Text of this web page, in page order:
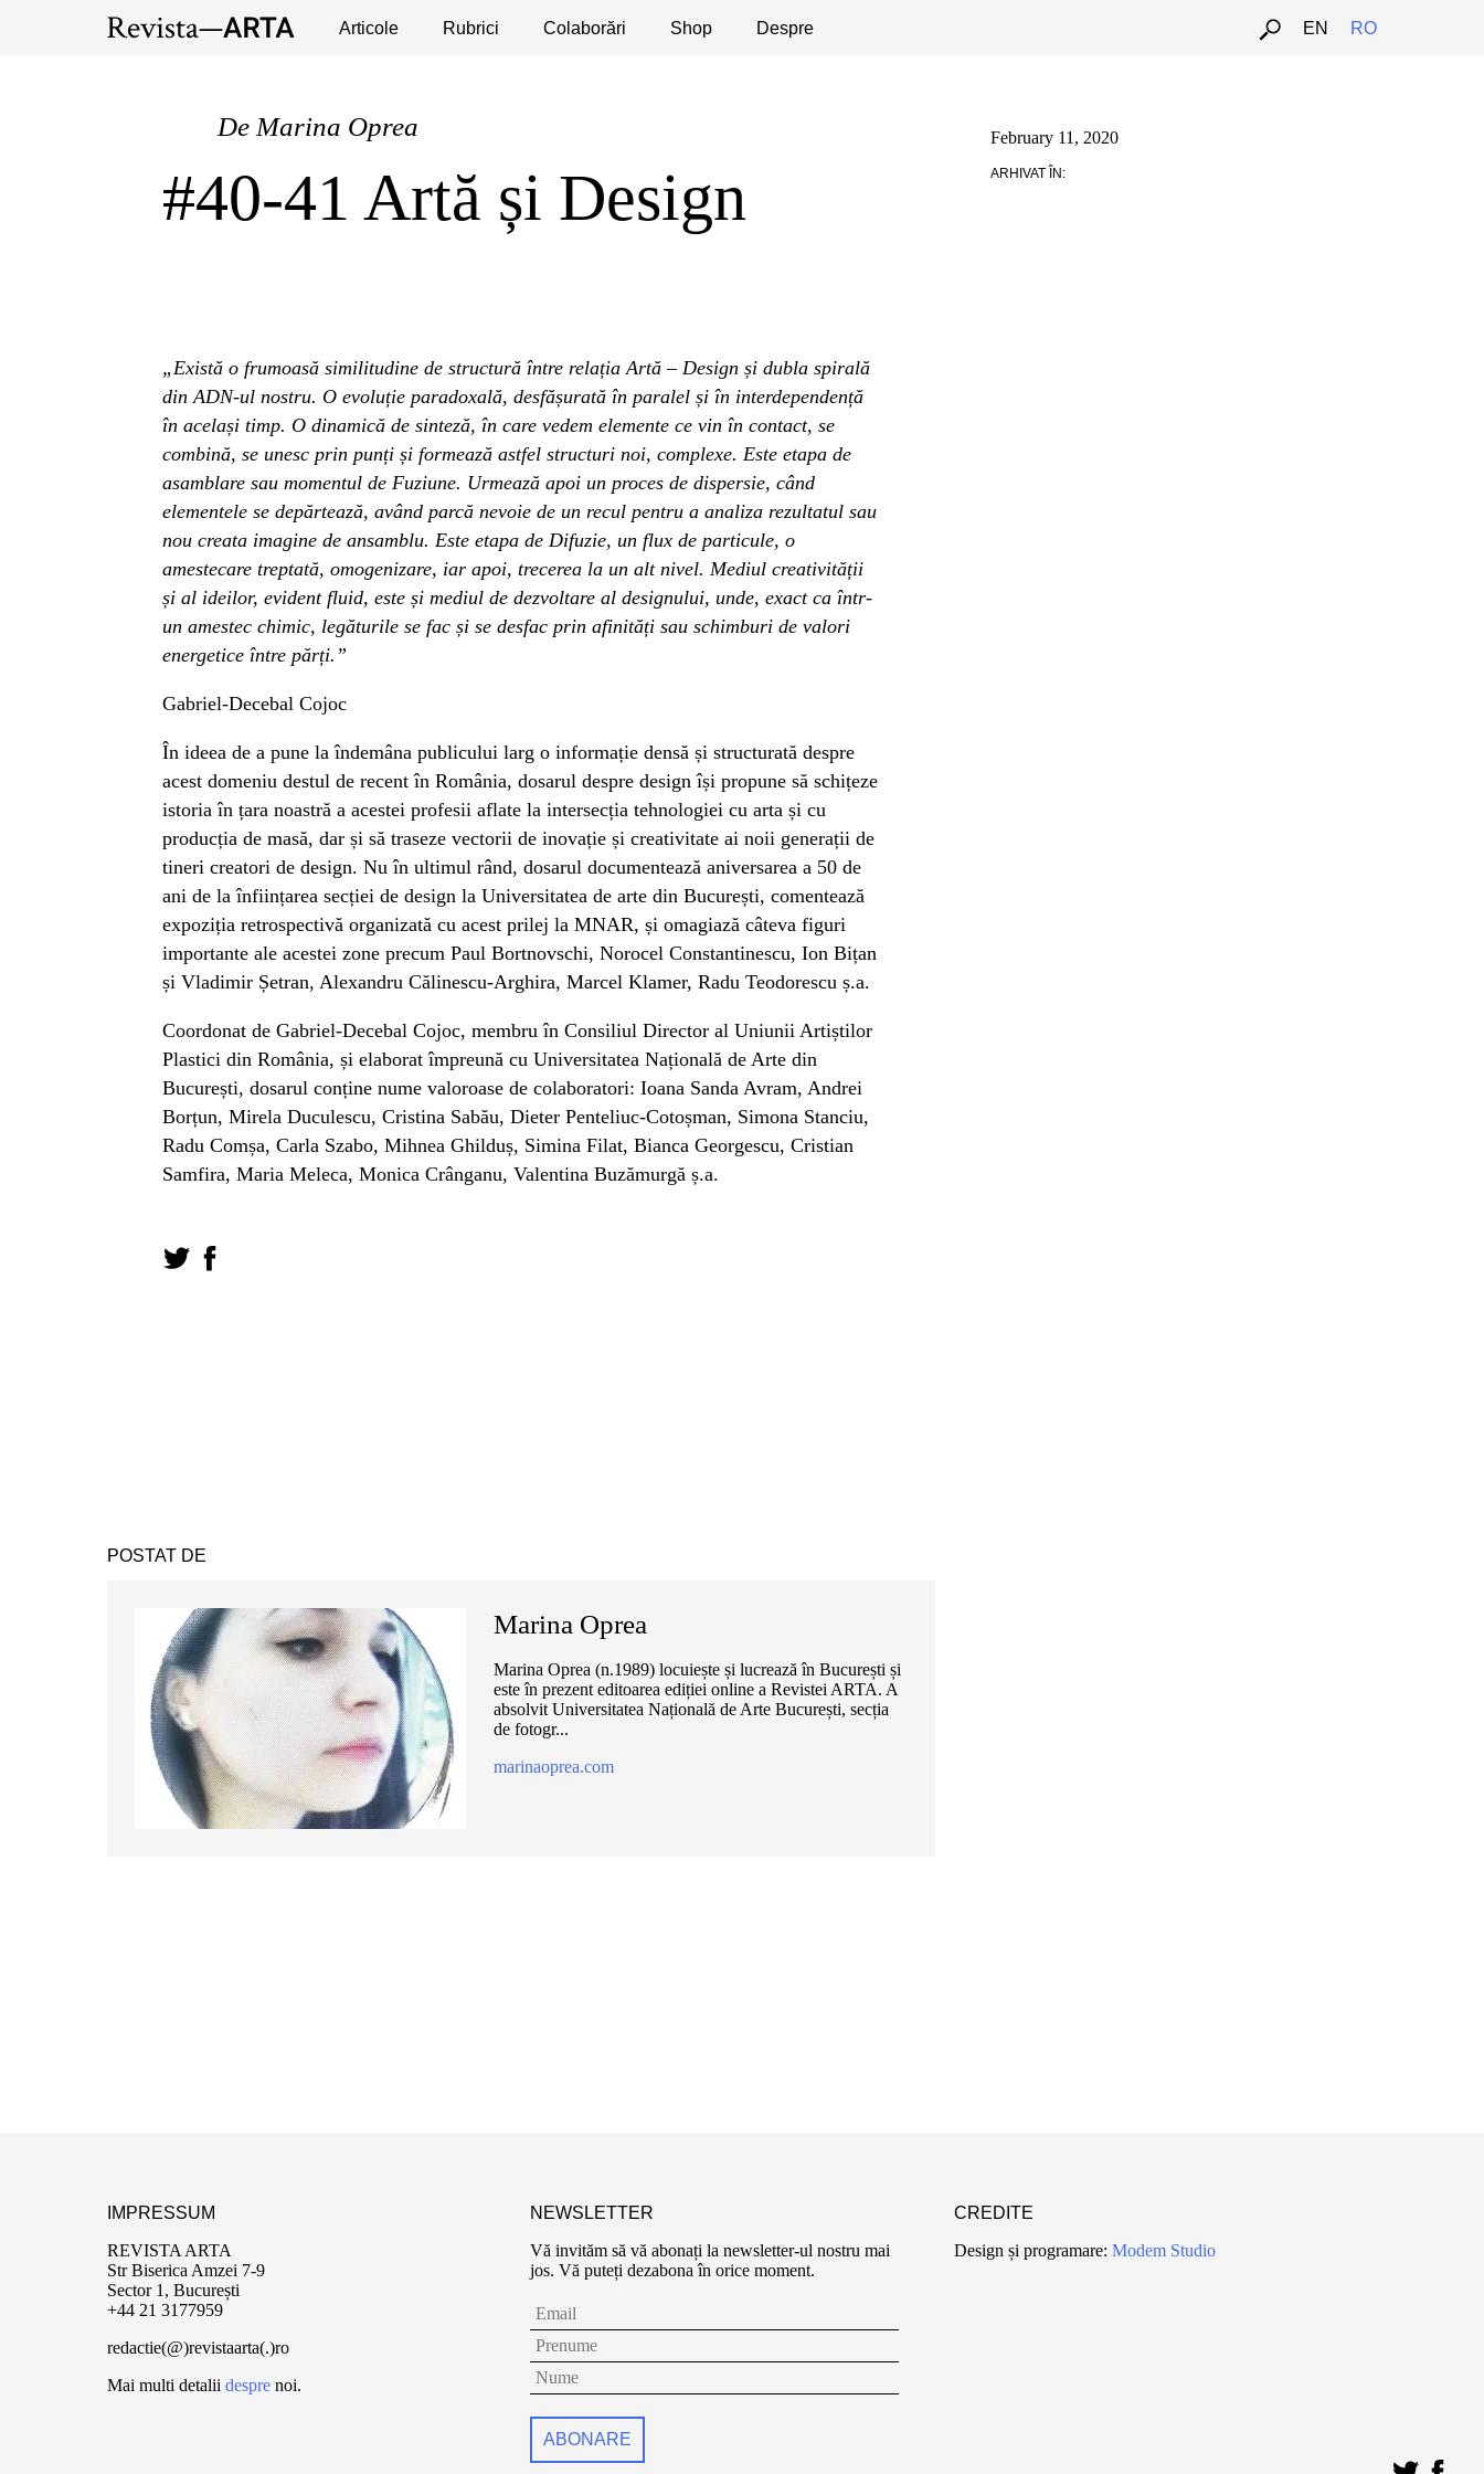
Articole Rubrici Colaborări Shop Despre EN RO
Expoziții Evenimente Interviuri Publicaţii Dezbateri Apeluri
De Marina Oprea
#40-41 Artă și Design
February 11, 2020
ARHIVAT ÎN:
„Există o frumoasă similitudine de structură între relația Artă – Design și dubla spirală
din ADN-ul nostru. O evoluție paradoxală, desfășurată în paralel și în interdependență
în același timp. O dinamică de sinteză, în care vedem elemente ce vin în contact, se
combină, se unesc prin punți și formează astfel structuri noi, complexe. Este etapa de
asamblare sau momentul de Fuziune. Urmează apoi un proces de dispersie, când
elementele se depărtează, având parcă nevoie de un recul pentru a analiza rezultatul sau
nou creata imagine de ansamblu. Este etapa de Difuzie, un flux de particule, o
amestecare treptată, omogenizare, iar apoi, trecerea la un alt nivel. Mediul creativității
și al ideilor, evident fluid, este și mediul de dezvoltare al designului, unde, exact ca într-
un amestec chimic, legăturile se fac și se desfac prin afinități sau schimburi de valori
energetice între părți. ”
Gabriel-Decebal Cojoc
În ideea de a pune la îndemâna publicului larg o informație densă și structurată despre
acest domeniu destul de recent în România, dosarul despre design își propune să schițeze
istoria în țara noastră a acestei profesii aflate la intersecția tehnologiei cu arta și cu
producția de masă, dar și să traseze vectorii de inovație și creativitate ai noii generații de
tineri creatori de design. Nu în ultimul rând, dosarul documentează aniversarea a 50 de
ani de la înființarea secției de design la Universitatea de arte din București, comentează
expoziția retrospectivă organizată cu acest prilej la MNAR, și omagiază câteva figuri
importante ale acestei zone precum Paul Bortnovschi, Norocel Constantinescu, Ion Bițan
și Vladimir Șetran, Alexandru Călinescu-Arghira, Marcel Klamer, Radu Teodorescu ș.a.
Coordonat de Gabriel-Decebal Cojoc, membru în Consiliul Director al Uniunii Artiștilor
Plastici din România, și elaborat împreună cu Universitatea Națională de Arte din
București, dosarul conține nume valoroase de colaboratori: Ioana Sanda Avram, Andrei
Borțun, Mirela Duculescu, Cristina Sabău, Dieter Penteliuc-Cotoșman, Simona Stanciu,
Radu Comșa, Carla Szabo, Mihnea Ghilduș, Simina Filat, Bianca Georgescu, Cristian
Samfira, Maria Meleca, Monica Crânganu, Valentina Buzămurgă ș.a.
POSTAT DE
Marina Oprea
Marina Oprea (n.1989) locuiește și lucrează în București și
este în prezent editoarea ediției online a Revistei ARTA. A
absolvit Universitatea Națională de Arte București, secția
de fotogr...
marinaoprea.com
IMPRESSUM
REVISTA ARTA
Str Biserica Amzei 7-9
Sector 1, București
+44 21 3177959
redactie(@)revistaarta(.)ro
Mai multi detalii despre noi.
NEWSLETTER
Vă invităm să vă abonați la newsletter-ul nostru mai
jos. Vă puteți dezabona în orice moment.
CREDITE
Design și programare: Modem Studio